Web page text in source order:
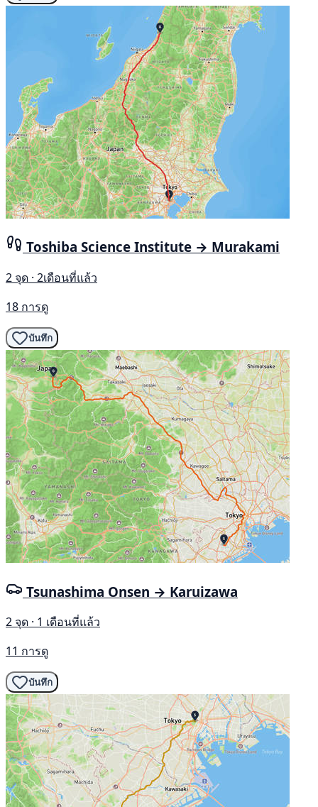
Toshiba Science Institute → Murakami
2 จุด · 2เดือนที่แล้ว
18 การดู
บันทึก
Tsunashima Onsen → Karuizawa
2 จุด · 1 เดือนที่แล้ว
11 การดู
บันทึก